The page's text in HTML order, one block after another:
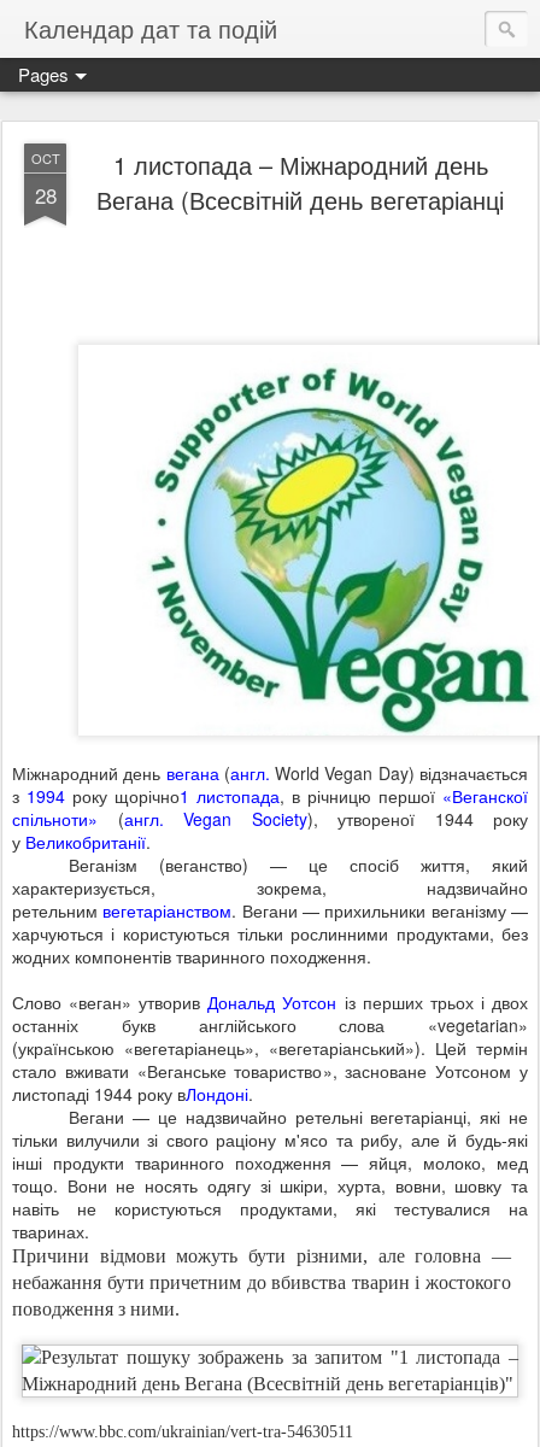
Календар дат та подій
Pages
OCT
28
1 листопада – Міжнародний день
Вегана (Всесвітній день вегетаріанці
Міжнародний день вегана(англ. World Vegan Day) відзначається
з 1994 року щорічно1 листопада, в річницю першої «Веганскої
спільноти» (англ. Vegan Society), утвореної 1944 року
у Великобританії.
Веганізм (веганство) — це спосіб життя, який
характеризується, зокрема, надзвичайно
ретельним вегетаріанством. Вегани — прихильники веганізму —
харчуються і користуються тільки рослинними продуктами, без
жодних компонентів тваринного походження.
Слово «веган» утворивДональд Уотсон із перших трьох і двох
останніх букв англійського слова «vegetarian»
(українською «вегетаріанець», «вегетаріанський»). Цей термін
стало вживати «Веганське товариство», засноване Уотсоном у
листопаді 1944 року вЛондоні.
Вегани — це надзвичайно ретельні вегетаріанці, які не
тільки вилучили зі свого раціону м'ясо та рибу, але й будь-які
інші продукти тваринного походження — яйця, молоко, мед
тощо. Вони не носять одягу зі шкіри, хурта, вовни, шовку та
навіть не користуються продуктами, які тестувалися на
тваринах.
Причини відмови можуть бути різними, але головна —
небажання бути причетним до вбивства тварин і жостокого
поводження з ними.
https://www.bbc.com/ukrainian/vert-tra-54630511